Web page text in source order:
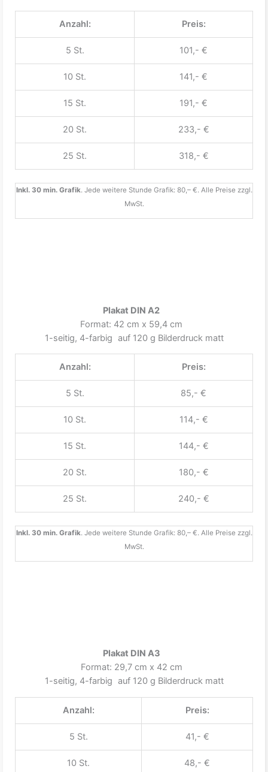
Anzahl: Preis:
5 St. 101,- €
10 St. 141,- €
15 St. 191,- €
20 St. 233,- €
25 St. 318,- €
Inkl. 30 min. Grafik. Jede weitere Stunde Grafik: 80,– €. Alle Preise zzgl.
MwSt.
Plakat DIN A2
Format: 42 cm x 59,4 cm
1-seitig, 4-farbig auf 120 g Bilderdruck matt
Anzahl: Preis:
5 St. 85,- €
10 St. 114,- €
15 St. 144,- €
20 St. 180,- €
25 St. 240,- €
Inkl. 30 min. Grafik. Jede weitere Stunde Grafik: 80,– €. Alle Preise zzgl.
MwSt.
Plakat DIN A3
Format: 29,7 cm x 42 cm
1-seitig, 4-farbig auf 120 g Bilderdruck matt
Anzahl: Preis:
5 St. 41,- €
10 St. 48,- €